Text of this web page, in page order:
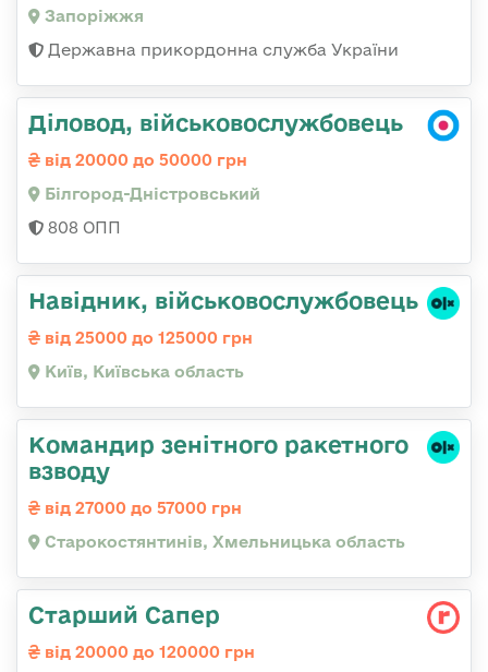
Запоріжжя
Державна прикордонна служба України
Діловод, військовослужбовець
від 20000 до 50000 грн
Білгород-Дністровський
808 ОПП
Навідник, військовослужбовець
від 25000 до 125000 грн
Київ, Київська область
Командир зенітного ракетного
взводу
від 27000 до 57000 грн
Старокостянтинів, Хмельницька область
Старший Сапер
від 20000 до 120000 грн